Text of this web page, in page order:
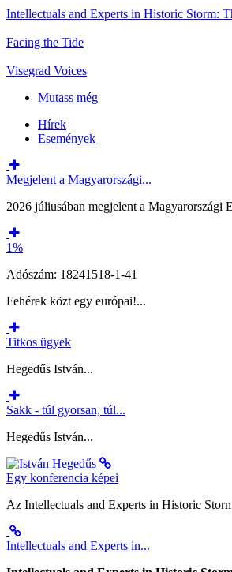
Intellectuals and Experts in Historic Storm:
Facing the Tide
Visegrad Voices
Mutass még
Hírek
Események
Megjelent a Magyarországi...
2026 júliusában megjelent a Magyarországi
1%
Adószám: 18241518-1-41
Fehérek közt egy európai!...
Titkos ügyek
Hegedűs István...
Sakk - túl gyorsan, túl...
Hegedűs István...
Egy konferencia képei
Az Intellectuals and Experts in Historic
Intellectuals and Experts in...